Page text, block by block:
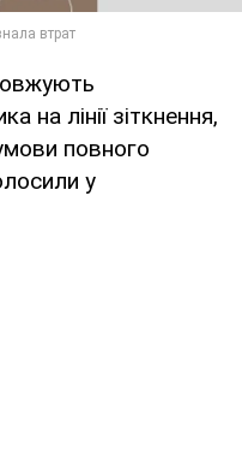
на лінії зіткнення,
повного
у